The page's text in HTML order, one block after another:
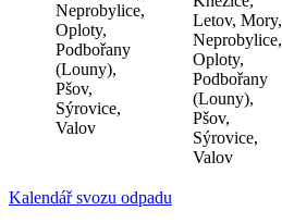
Neprobylice,
Oploty,
Podbořany
(Louny),
Pšov,
Sýrovice,
Valov
Letov, Mory,
Neprobylice,
Oploty,
Podbořany
(Louny),
Pšov,
Sýrovice,
Valov
Kalendář svozu odpadu